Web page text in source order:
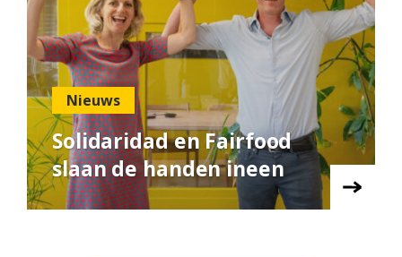
Nieuws
Solidaridad en Fairfood
slaan de handen ineen